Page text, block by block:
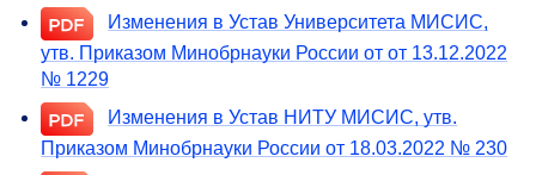
Изменения в Устав Университета МИСИС,
утв. Приказом Минобрнауки России от от 13.12.2022
№ 1229
Изменения в Устав НИТУ МИСИС, утв.
Приказом Минобрнауки России от 18.03.2022 № 230